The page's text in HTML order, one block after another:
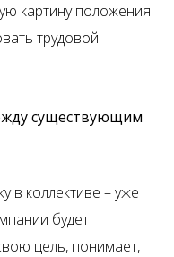
картину положения
трудовой
существующим
в коллективе – уже
будет
цель, понимает,